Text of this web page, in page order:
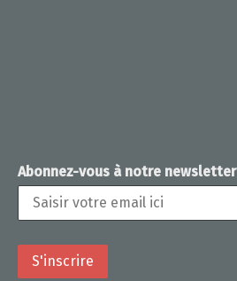
Abonnez-vous à notre newsletter